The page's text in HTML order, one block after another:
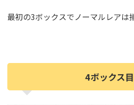
最初の3ボックスでノーマルレアは
4ボックス目